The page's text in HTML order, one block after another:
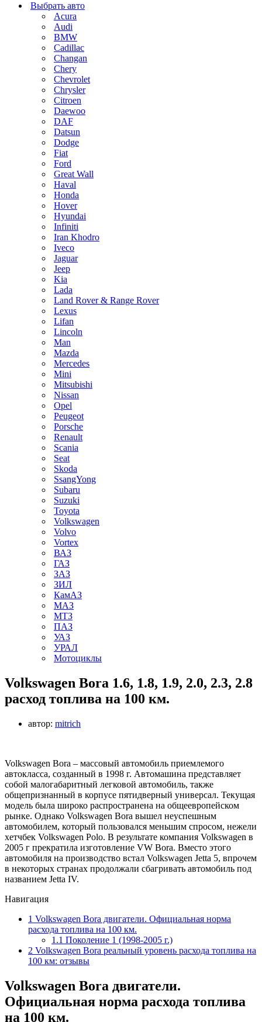
Выбрать авто
Acura
Audi
BMW
Cadillac
Changan
Chery
Chevrolet
Chrysler
Citroen
Daewoo
DAF
Datsun
Dodge
Fiat
Ford
Great Wall
Haval
Honda
Hover
Hyundai
Infiniti
Iran Khodro
Iveco
Jaguar
Jeep
Kia
Lada
Land Rover & Range Rover
Lexus
Lifan
Lincoln
Man
Mazda
Mercedes
Mini
Mitsubishi
Nissan
Opel
Peugeot
Porsche
Renault
Scania
Seat
Skoda
SsangYong
Subaru
Suzuki
Toyota
Volkswagen
Volvo
Vortex
ВАЗ
ГАЗ
ЗАЗ
ЗИЛ
КамАЗ
МАЗ
МТЗ
ПАЗ
УАЗ
УРАЛ
Мотоциклы
Volkswagen Bora 1.6, 1.8, 1.9, 2.0, 2.3, 2.8
расход топлива на 100 км.
автор: mitrich
Volkswagen Bora – массовый автомобиль приемлемого
автокласса, созданный в 1998 г. Автомашина представляет
собой малогабаритный легковой автомобиль, также
общепризнанный в корпусе пятидверный универсал. Текущая
модель была широко распространена на общеевропейском
рынке. Однако Volkswagen Bora вышел неуспешным
автомобилем, который пользовался меньшим спросом, нежели
хетчбек Volkswagen Polo. В результате компания Volkswagen в
2005 г прекратила изготовление VW Bora. Вместо этого
автомобиля на производство встал Volkswagen Jetta 5, впрочем
в некоторых странах продолжали сбагривать автомобиль под
названием Jetta IV.
Навигация
1 Volkswagen Bora двигатели. Официальная норма
расхода топлива на 100 км.
1.1 Поколение 1 (1998-2005 г.)
2 Volkswagen Bora реальный уровень расхода топлива на
100 км: отзывы
Volkswagen Bora двигатели.
Официальная норма расхода топлива
на 100 км.